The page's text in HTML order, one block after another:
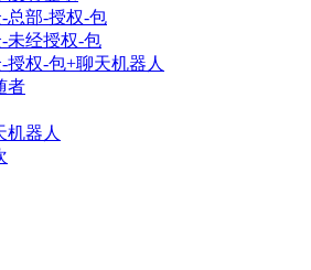
总部-授权-包
未经授权-包
权-包+聊天机器人
者
器人